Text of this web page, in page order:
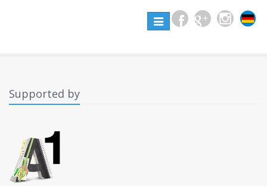
Toggle
navigation
Supported by